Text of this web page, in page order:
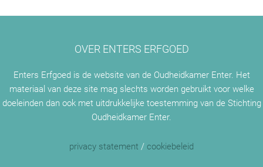
OVER ENTERS ERFGOED
Enters Erfgoed is de website van de Oudheidkamer Enter. Het
materiaal van deze site mag slechts worden gebruikt voor welke
doeleinden dan ook met uitdrukkelijke toestemming van de Stichting
Oudheidkamer Enter.
privacy statement / cookiebeleid